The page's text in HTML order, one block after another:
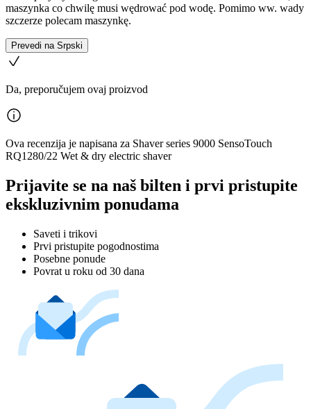
maszynka co chwilę musi wędrować pod wodę. Pomimo ww. wady
szczerze polecam maszynkę.
Prevedi na Srpski
Da, preporučujem ovaj proizvod
Ova recenzija je napisana za Shaver series 9000 SensoTouch
RQ1280/22 Wet & dry electric shaver
Prijavite se na naš bilten i prvi pristupite
ekskluzivnim ponudama
Saveti i trikovi
Prvi pristupite pogodnostima
Posebne ponude
Povrat u roku od 30 dana